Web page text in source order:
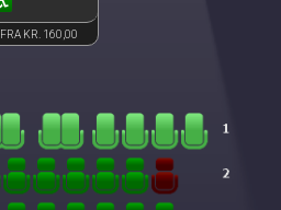
FRA KR. 160,00